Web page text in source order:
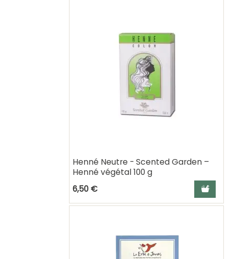
Henné Neutre - Scented Garden –
Henné végétal 100 g
6,50 €
Ajouter